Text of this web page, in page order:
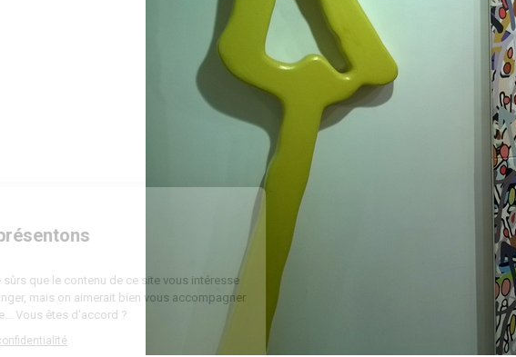
Nous vous présentons
On a attendu d'être sûrs que le contenu de ce site vous intéresse
avant de vous déranger, mais on aimerait bien vous accompagner
pendant votre visite... Vous êtes d'accord ?
Lire la politique de confidentialité